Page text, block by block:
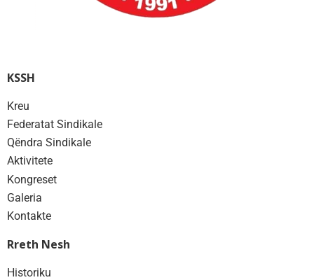
KSSH
Kreu
Federatat Sindikale
Qëndra Sindikale
Aktivitete
Kongreset
Galeria
Kontakte
Rreth Nesh
Historiku